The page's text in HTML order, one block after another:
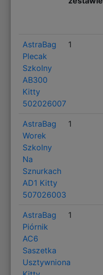
AstraBag
Plecak
Szkolny
AB300
Kitty
502026007
1
AstraBag
Worek
Szkolny
Na
Sznurkach
AD1 Kitty
507026003
1
AstraBag
Piórnik
AC6
Saszetka
Usztywniona
1